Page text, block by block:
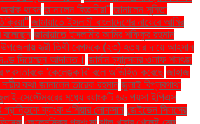
হবেন জানালেন বিজ্ঞানীরা" জানালেন সুনিতা
জামায়াতে ইসলামী বাংলাদেশের নায়েবে আমির
বলেছেন জামায়াতে ইসলামীর আমির শফিকুর রহমান
স্ত্রী তিথী বেগমকে (২৩) হত্যার দায়ে আহসান
দিয়েছেন আদালত। জার্মান চ্যান্সেলর ওলাফ শলৎজ
প্রস্তাবকে 'কেলেঙ্কারি' বলে অভিহিত করেছে জাহাজ
কথা জানালেন তারেক রহমান জুলাই বিপ্লবগাথা
সেপ্টেম্বরের মধ্যে ব্যাংকটি ৬৬ পয়সা ইপিএস
ব্যাংক এশিয়ার লোকসান জেইডেন সিলসের